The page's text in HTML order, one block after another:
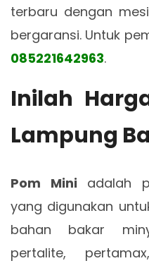
terbaru dengan
bergaransi. Untuk
085221642963.
Inilah
Lampung
Pom Mini adalah
yang digunakan
bahan bakar
pertalite,